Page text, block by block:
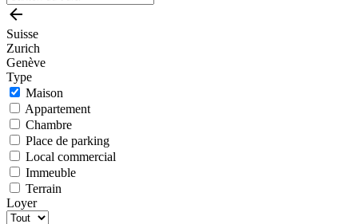
Suisse
Zurich
Genève
Type
Maison
Appartement
Chambre
Place de parking
Local commercial
Immeuble
Terrain
Loyer